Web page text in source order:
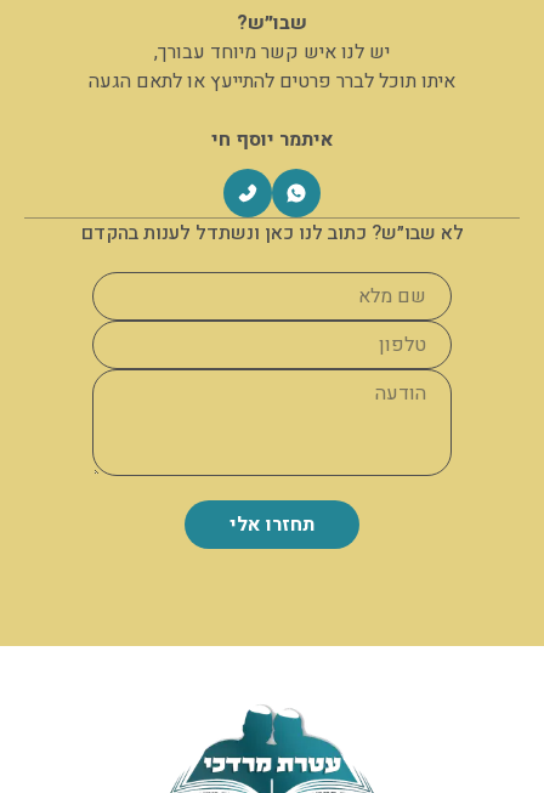
שבו״ש?
יש לנו איש קשר מיוחד עבורך,
איתו תוכל לברר פרטים להתייעץ או לתאם הגעה
איתמר יוסף חי
לא שבו״ש? כתוב לנו כאן ונשתדל לענות בהקדם
תחזרו אלי